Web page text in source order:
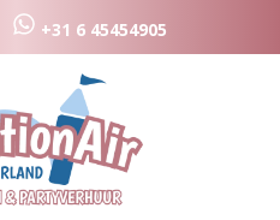
+31 6 45454905